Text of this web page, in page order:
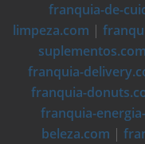
franquia-de-
limpeza.com |
suplementos.com
franquia-
franquia-
franquia-
beleza.com |